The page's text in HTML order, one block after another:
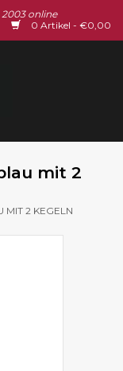
online
0 Artikel - €0,00
mit 2
MIT 2 KEGELN